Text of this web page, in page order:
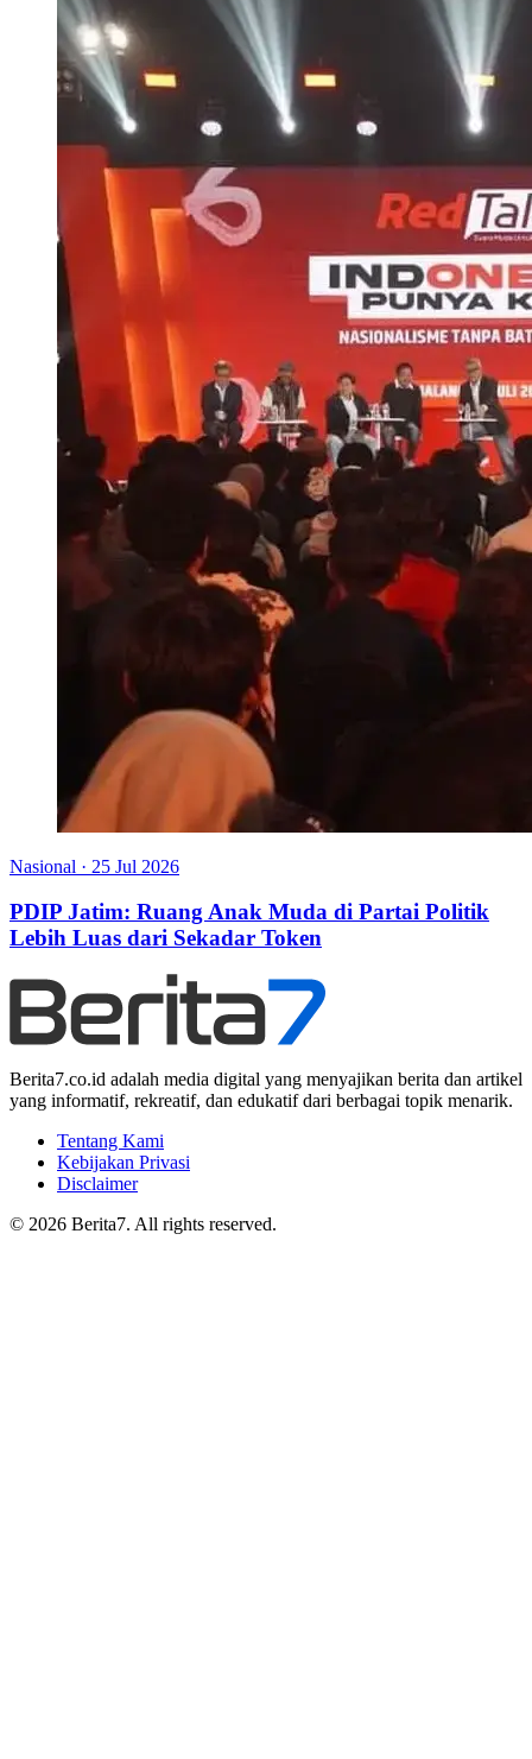
Nasional · 25 Jul 2026
PDIP Jatim: Ruang Anak Muda di Partai Politik
Lebih Luas dari Sekadar Token
Berita7.co.id adalah media digital yang menyajikan berita dan artikel
yang informatif, rekreatif, dan edukatif dari berbagai topik menarik.
Tentang Kami
Kebijakan Privasi
Disclaimer
© 2026 Berita7. All rights reserved.